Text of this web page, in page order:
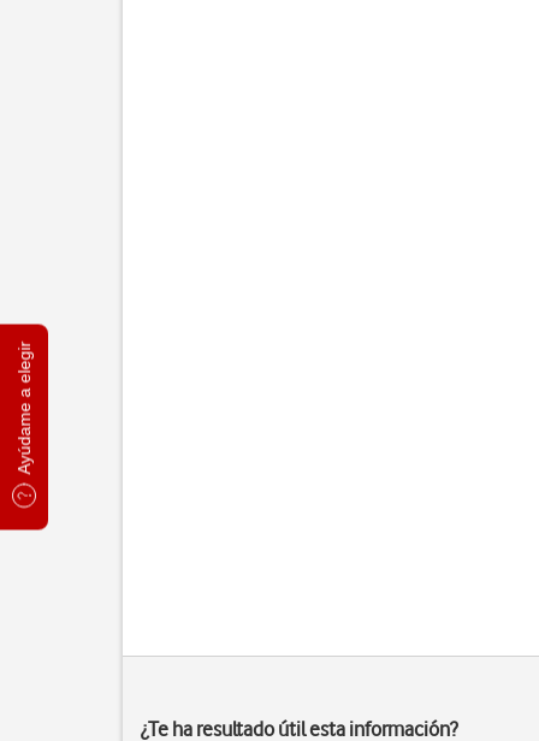
Ayúdame a elegir
¿Te ha resultado útil esta información?